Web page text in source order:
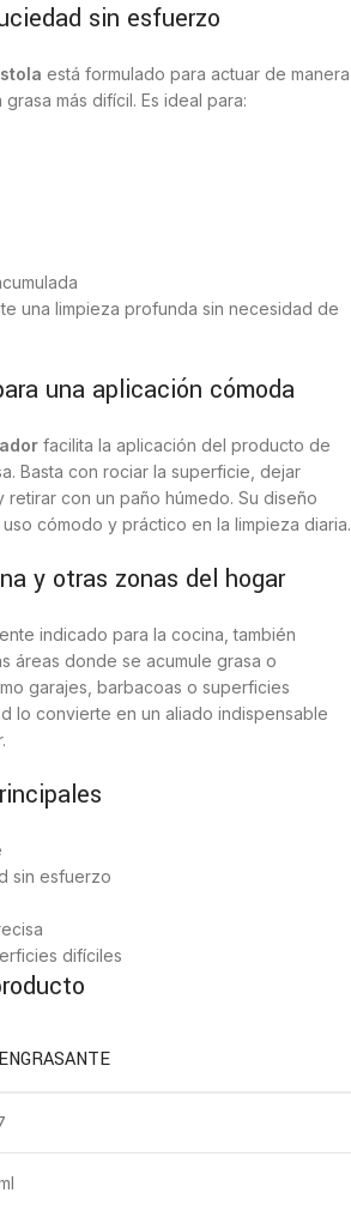
sin esfuerzo
está formulado para actuar de manera
más difícil. Es ideal para:
una limpieza profunda sin necesidad de
una aplicación cómoda
facilita la aplicación del producto de
Basta con rociar la superficie, dejar
retirar con un paño húmedo. Su diseño
cómodo y práctico en la limpieza diaria.
y otras zonas del hogar
indicado para la cocina, también
áreas donde se acumule grasa o
garajes, barbacoas o superficies
lo convierte en un aliado indispensable
sin esfuerzo
difíciles